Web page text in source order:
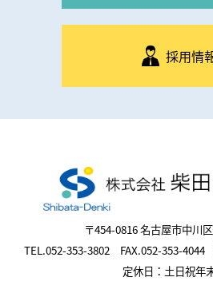
採用情
〒454-0816 名古屋市中川
TEL.052-353-3802 FAX.052-353-
定休日：土日祝年